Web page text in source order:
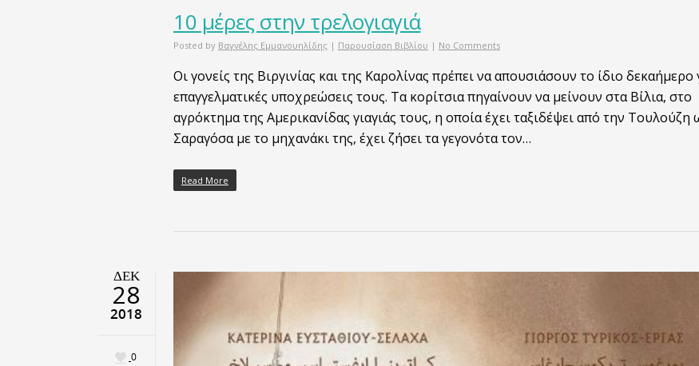
10 μέρες στην τρελογιαγιά
Posted by Βαγγέλης Εμμανουηλίδης | Παρουσίαση Βιβλίου | No Comments
Οι γονείς της Βιργινίας και της Καρολίνας πρέπει να απουσιάσουν το ίδιο δεκαήμερο
επαγγελματικές υποχρεώσεις τους. Τα κορίτσια πηγαίνουν να μείνουν στα Βίλια, στο
αγρόκτημα της Αμερικανίδας γιαγιάς τους, η οποία έχει ταξιδέψει από την Τουλούζη
Σαραγόσα με το μηχανάκι της, έχει ζήσει τα γεγονότα τον…
Read More
ΔΕΚ
28
2018
0